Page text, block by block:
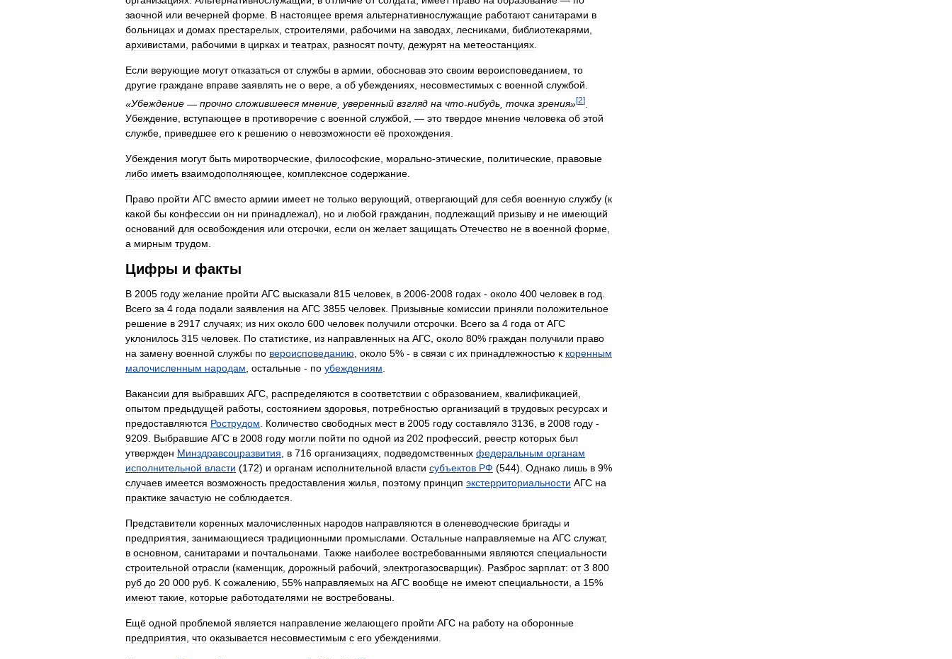
заочной или вечерней форме В настоящее время альтернативнослужащие работают санитарами в
больницах и домах престарелых строителями рабочими на заводах лесниками библиотекарями
архивистами
рабочими в цирках и театрах разносят почту, дежурят на метеостанциях
Если верующие могут отказаться от службы в армии обосновав это своим вероисповеданием то
другие граждане вправе заявлять не о вере а об убеждениях несовместимых с военной службой
«Убеждение — прочно сложившееся мнение уверенный взгляд на что-нибудь точка зрения»[2]
Убеждение, вступающее в противоречие с военной службой, — это твердое мнение человека об этой
службе, приведшее его к решению о невозможности её прохождения.
Убеждения могут быть миротворческие, философские, морально-этические, политические, правовые
либо иметь взаимодополняющее, комплексное содержание.
Право пройти АГС вместо армии имеет не только верующий, отвергающий для себя военную службу (к
какой бы конфессии он ни принадлежал), но и любой гражданин, подлежащий призыву и не имеющий
оснований для освобождения или отсрочки, если он желает защищать Отечество не в военной форме,
а мирным трудом.
Цифры и факты
В 2005 году желание пройти АГС высказали 815 человек, в 2006-2008 годах - около 400 человек в год.
Всего за 4 года подали заявления на АГС 3855 человек. Призывные комиссии приняли положительное
решение в 2917 случаях; из них около 600 человек получили отсрочки. Всего за 4 года от АГС
уклонилось 315 человек. По статистике, из направленных на АГС, около 80% граждан получили право
на замену военной службы по вероисповеданию, около 5% - в связи с их принадлежностью к коренным
малочисленным народам, остальные - по убеждениям.
Вакансии для выбравших АГС, распределяются в соответствии с образованием, квалификацией,
опытом предыдущей работы, состоянием здоровья, потребностью организаций в трудовых ресурсах и
предоставляются Рострудом. Количество свободных мест в 2005 году составляло 3136, в 2008 году -
9209. Выбравшие АГС в 2008 году могли пойти по одной из 202 профессий, реестр которых был
утвержден Минздравсоцразвития, в 716 организациях, подведомственных федеральным органам
исполнительной власти (172) и органам исполнительной власти субъектов РФ (544). Однако лишь в 9%
случаев имеется возможность предоставления жилья, поэтому принцип экстерриториальности АГС на
практике зачастую не соблюдается.
Представители коренных малочисленных народов направляются в оленеводческие бригады и
предприятия, занимающиеся традиционными промыслами. Остальные направляемые на АГС служат,
в основном, санитарами и почтальонами. Также наиболее востребованными являются специальности
строительной отрасли (каменщик, дорожный рабочий, электрогазосварщик). Разброс зарплат: от 3 800
руб до 20 000 руб. К сожалению, 55% направляемых на АГС вообще не имеют специальности, а 15%
имеют такие, которые работодателями не востребованы.
Ещё одной проблемой является направление желающего пройти АГС на работу на оборонные
предприятия, что оказывается несовместимым с его убеждениями.